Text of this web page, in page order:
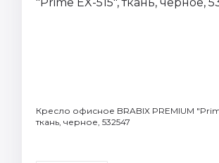
Кресло офисное BRABIX PREMIUM
ткань, черное, 532547